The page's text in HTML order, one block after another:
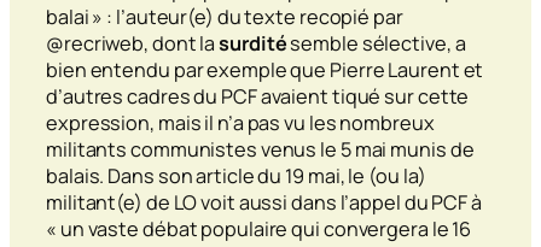
balai » : l’auteur(e) du texte recopié par
@recriweb, dont lasurditésemble sélective, a
bien entendu par exemple que Pierre Laurent et
d’autres cadres du PCF avaient tiqué sur cette
expression, mais il n’a pas vu les nombreux
militants communistes venus le 5 mai munis de
balais. Dans son article du 19 mai, le (ou la)
militant(e) de LO voit aussi dans l’appel du PCF à
« un vaste débat populaire qui convergera le 16